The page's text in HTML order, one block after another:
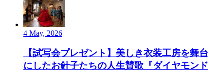
4 May, 2026
【試写会プレゼント】美しき衣装工房を舞台
にしたお針子たちの人生賛歌『ダイヤモンド